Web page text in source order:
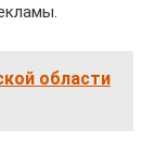
области